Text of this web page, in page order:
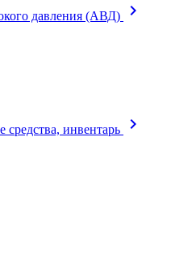
давления (АВД) keyboard_arrow_right
инвентарь keyboard_arrow_right